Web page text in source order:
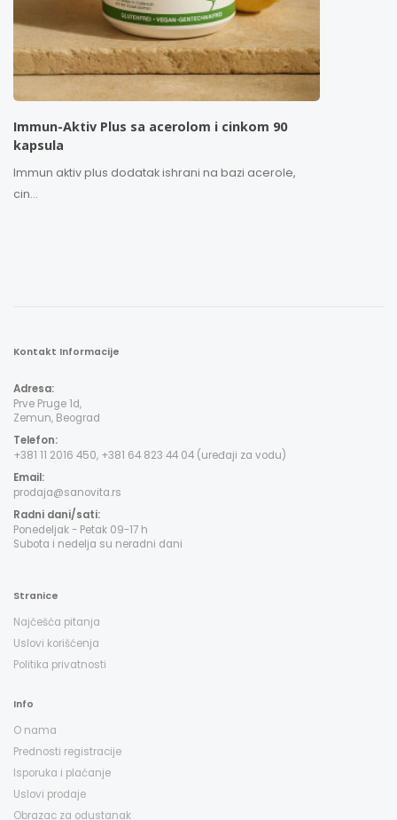
Immun-Aktiv Plus sa acerolom i cinkom 90
kapsula
Immun aktiv plus dodatak ishrani na bazi acerole,
cin...
Kontakt Informacije
Adresa:
Prve Pruge 1d,
Zemun, Beograd
Telefon:
+381 11 2016 450, +381 64 823 44 04 (uređaji za vodu)
Email:
prodaja@sanovita.rs
Radni dani/sati:
Ponedeljak - Petak 09-17 h
Subota i nedelja su neradni dani
Stranice
Najčešća pitanja
Uslovi korišćenja
Politika privatnosti
Info
O nama
Prednosti registracije
Isporuka i plaćanje
Uslovi prodaje
Obrazac za odustanak